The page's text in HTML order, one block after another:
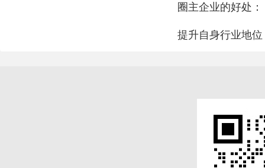
圈主企业的好处：
提升自身行业地